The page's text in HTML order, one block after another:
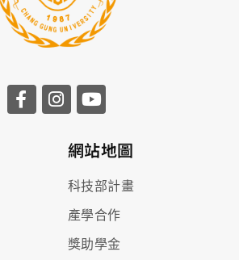
網站地圖
科技部計畫
產學合作
獎助學金